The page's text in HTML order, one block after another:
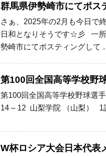
群馬県伊勢崎市にてポス
さぁ、2025年の2月も今日で
日和となりそうです☆彡 一
勢崎市にてポスティングして
第100回全国高等学校野
第100回全国高等学校野球選
14 – 12 山梨学院 （山梨）
W杯ロシア大会日本代表